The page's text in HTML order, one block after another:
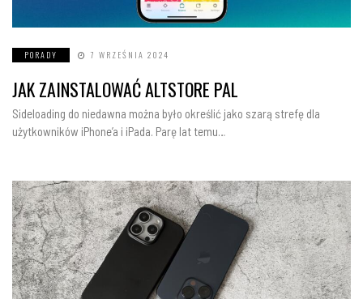
PORADY 7 WRZEŚNIA 2024
JAK ZAINSTALOWAĆ ALTSTORE PAL
Sideloading do niedawna można było określić jako szarą strefę dla
użytkowników iPhone’a i iPada. Parę lat temu…